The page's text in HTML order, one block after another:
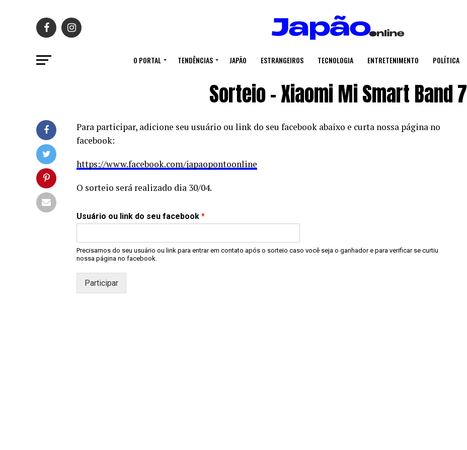
O PORTAL TENDÊNCIAS JAPÃO ESTRANGEIROS TECNOLOGIA ENTRETENIMENTO POLÍTICA
Sorteio – Xiaomi Mi Smart Band 7
Para participar, adicione seu usuário ou link do seu facebook abaixo e curta nossa página no
facebook:
https://www.facebook.com/japaopontoonline
O sorteio será realizado dia 30/04.
Usuário ou link do seu facebook *
Precisamos do seu usuário ou link para entrar em contato após o sorteio caso você seja o ganhador e para verificar se curtiu
nossa página no facebook.
Participar